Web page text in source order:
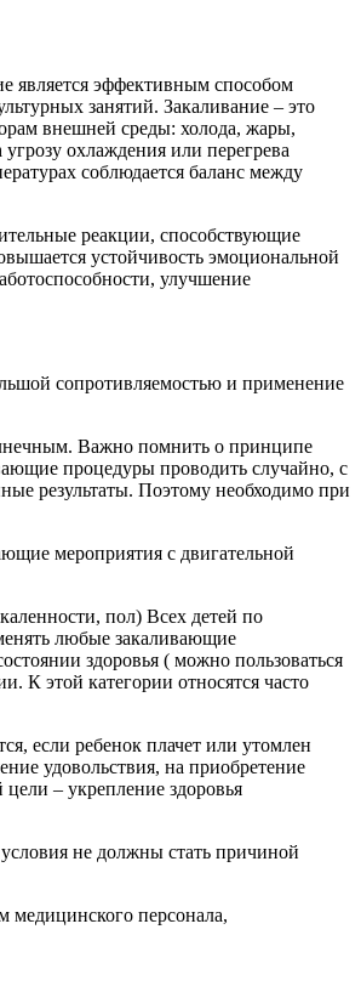
является эффективным способом
занятий. Закаливание – это
внешней среды: холода, жары,
охлаждения или перегрева
соблюдается баланс между
реакции, способствующие
устойчивость эмоциональной
улучшение
сопротивляемостью и применение
Важно помнить о принципе
процедуры проводить случайно, с
результаты. Поэтому необходимо при
мероприятия с двигательной
пол) Всех детей по
любые закаливающие
здоровья ( можно пользоваться
К этой категории относятся часто
если ребенок плачет или утомлен
удовольствия, на приобретение
– укрепление здоровья
не должны стать причиной
персонала,